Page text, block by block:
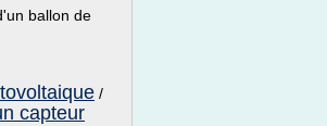
ballon de
/
capteur